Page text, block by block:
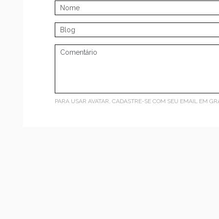
PARA USAR AVATAR, CADASTRE-SE COM SEU EMAIL EM